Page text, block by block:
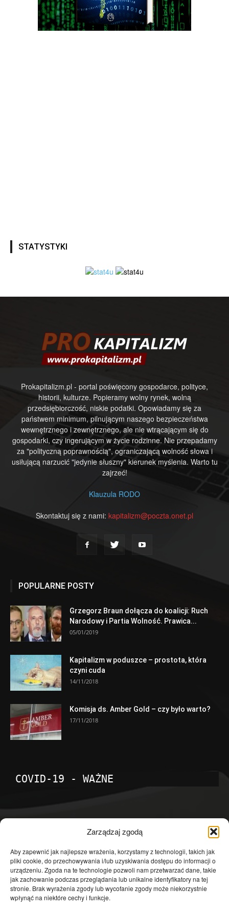
Zarządzaj zgodą
Aby zapewnić jak najlepsze wrażenia, korzystamy z technologii, takich jak
pliki cookie, do przechowywania i/lub uzyskiwania dostępu do informacji o
urządzeniu. Zgoda na te technologie pozwoli nam przetwarzać dane, takie
jak zachowanie podczas przeglądania lub unikalne identyfikatory na tej
stronie. Brak wyrażenia zgody lub wycofanie zgody może niekorzystnie
wpłynąć na niektóre cechy i funkcje.
STATYSTYKI
Prokapitalizm.pl - portal poświęcony gospodarce, polityce,
historii, kulturze. Popieramy wolny rynek, wolną
przedsiębiorczość, niskie podatki. Opowiadamy się za
państwem minimum, pilnującym naszego bezpieczeństwa
wewnętrznego i zewnętrznego, ale nie wtrącającym się do
gospodarki, czy ingerującym w życie rodzinne. Nie przepadamy
za "polityczną poprawnością", ograniczającą wolność słowa i
usiłującą narzucić "jedynie słuszny" kierunek myślenia. Warto tu
zajrzeć!
Klauzula RODO
Skontaktuj się z nami: kapitalizm@poczta.onet.pl
POPULARNE POSTY
Grzegorz Braun dołącza do koalicji: Ruch
Narodowy i Partia Wolność. Prawica...
05/01/2019
Kapitalizm w poduszce – prostota, która
czyni cuda
14/11/2018
Komisja ds. Amber Gold – czy było warto?
17/11/2018
COVID-19 - WAŻNE
Temat dnia
4601
Publicystyka
4363
Polityka
3639
Polska